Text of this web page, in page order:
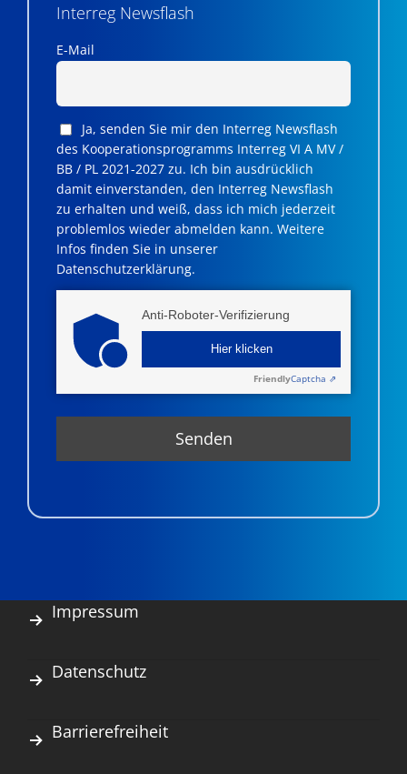
Interreg Newsflash
E-Mail
Ja, senden Sie mir den Interreg Newsflash
des Kooperationsprogramms Interreg VI A MV /
BB / PL 2021-2027 zu. Ich bin ausdrücklich
damit einverstanden, den Interreg Newsflash
zu erhalten und weiß, dass ich mich jederzeit
problemlos wieder abmelden kann. Weitere
Infos finden Sie in unserer
Datenschutzerklärung.
Anti-Roboter-Verifizierung
Hier klicken
FriendlyCaptcha ⇗
Impressum
Datenschutz
Barrierefreiheit